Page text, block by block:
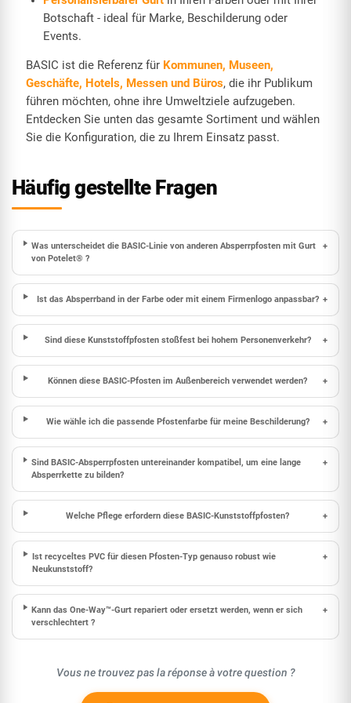
Botschaft - ideal für Marke, Beschilderung oder
Events.
BASIC ist die Referenz für Kommunen, Museen,
Geschäfte, Hotels, Messen und Büros, die ihr Publikum
führen möchten, ohne ihre Umweltziele aufzugeben.
Entdecken Sie unten das gesamte Sortiment und wählen
Sie die Konfiguration, die zu Ihrem Einsatz passt.
Häufig gestellte Fragen
Was unterscheidet die BASIC-Linie von anderen Absperrpfosten mit Gurt
von Potelet® ?
+
Ist das Absperrband in der Farbe oder mit einem Firmenlogo anpassbar? +
Sind diese Kunststoffpfosten stoßfest bei hohem Personenverkehr? +
Können diese BASIC-Pfosten im Außenbereich verwendet werden? +
Wie wähle ich die passende Pfosten­farbe für meine Beschilderung? +
Sind BASIC-Absperrpfosten untereinander kompatibel, um eine lange
Absperrkette zu bilden?
+
Welche Pflege erfordern diese BASIC-Kunststoffpfosten? +
Ist recyceltes PVC für diesen Pfosten-Typ genauso robust wie
Neukunststoff?
+
Kann das One-Way™-Gurt repariert oder ersetzt werden, wenn er sich
verschlechtert ?
+
Vous ne trouvez pas la réponse à votre question ?